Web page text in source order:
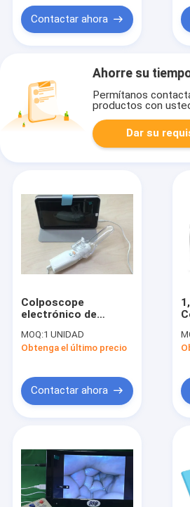
Contactar ahora
Ahorre su
Permítanos
productos con
Dar su
Colposcope
electrónico de
de la definición de las
mujeres del examen
endoscopio señal del
sistema de pesos
americano (vídeo)
MOQ:1 UNIDAD
Obtenga el último precio
Contactar ahora